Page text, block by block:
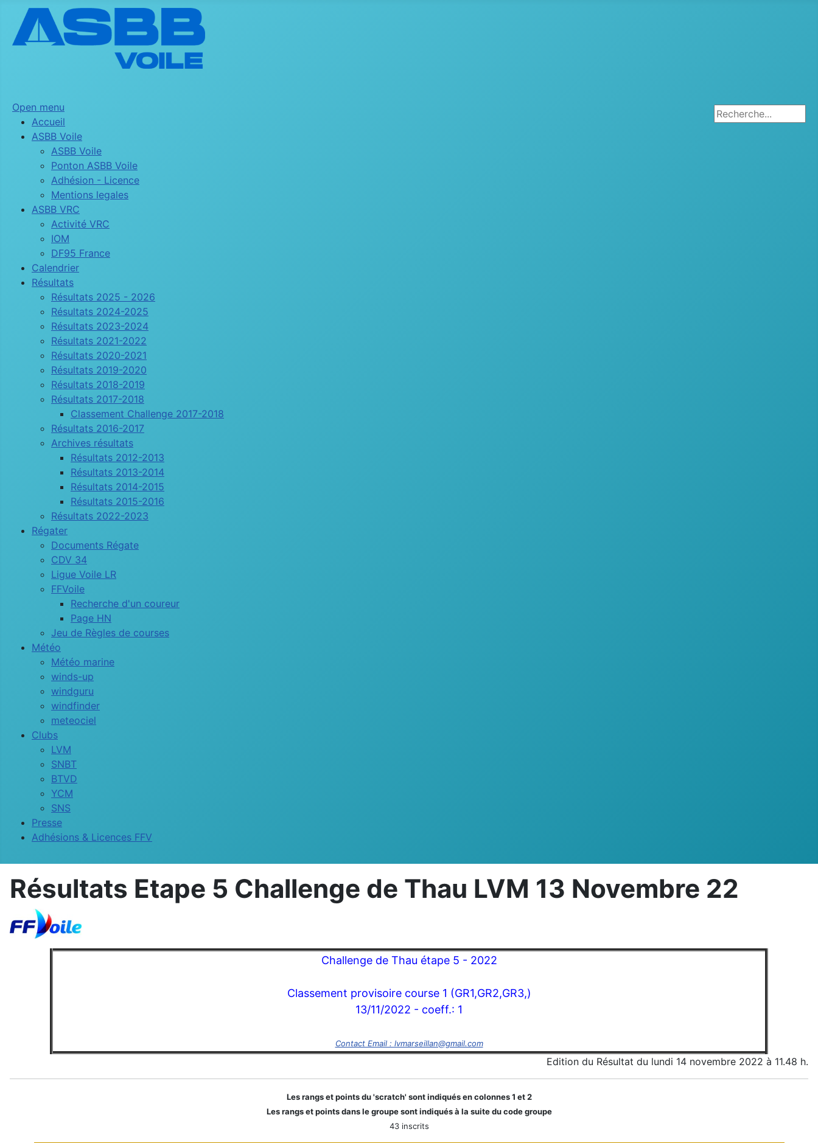
Open menu
Accueil
ASBB Voile
ASBB Voile
Ponton ASBB Voile
Adhésion - Licence
Mentions legales
ASBB VRC
Activité VRC
IOM
DF95 France
Calendrier
Résultats
Résultats 2025 - 2026
Résultats 2024-2025
Résultats 2023-2024
Résultats 2021-2022
Résultats 2020-2021
Résultats 2019-2020
Résultats 2018-2019
Résultats 2017-2018
Classement Challenge 2017-2018
Résultats 2016-2017
Archives résultats
Résultats 2012-2013
Résultats 2013-2014
Résultats 2014-2015
Résultats 2015-2016
Résultats 2022-2023
Régater
Documents Régate
CDV 34
Ligue Voile LR
FFVoile
Recherche d'un coureur
Page HN
Jeu de Règles de courses
Météo
Météo marine
winds-up
windguru
windfinder
meteociel
Clubs
LVM
SNBT
BTVD
YCM
SNS
Presse
Adhésions & Licences FFV
Rechercher
Résultats Etape 5 Challenge de Thau LVM 13 Novembre 22
Challenge de Thau étape 5 - 2022
Classement provisoire course 1 (GR1,GR2,GR3,)
13/11/2022 - coeff.: 1
Contact Email : lvmarseillan@gmail.com
Edition du Résultat du lundi 14 novembre 2022 à 11.48 h.
Les rangs et points du 'scratch' sont indiqués en colonnes 1 et 2
Les rangs et points dans le groupe sont indiqués à la suite du code groupe
43 inscrits